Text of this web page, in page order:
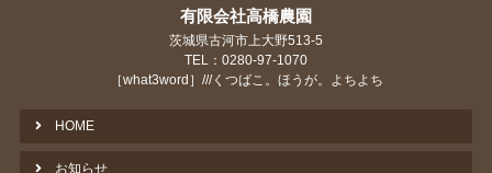
有限会社高橋農園
茨城県古河市上大野513-5
TEL：0280-97-1070
［what3word］///くつばこ。ほうが。よちよち
HOME
お知らせ